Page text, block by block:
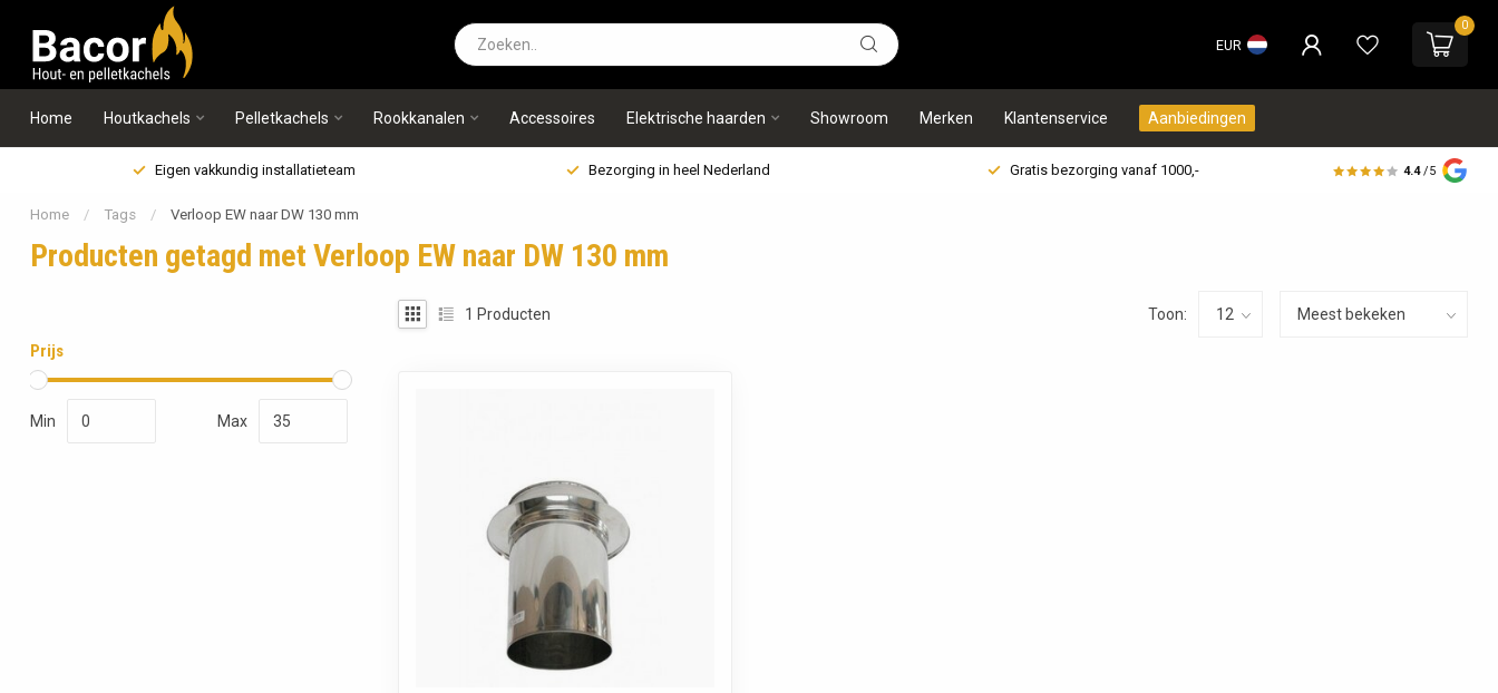
EUR
0
Home Houtkachels Pelletkachels Rookkanalen Accessoires Elektrische haarden Showroom Merken Klantenservice Aanbiedingen
Eigen vakkundig installatieteam Bezorging in heel Nederland Gratis bezorging vanaf 1000,- 4.4 /5
Home / Tags / Verloop EW naar DW 130 mm
Producten getagd met Verloop EW naar DW 130 mm
Prijs
Min Max
1 Producten Toon: